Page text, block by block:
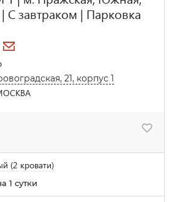
С завтраком | Парковка
21, корпус 1
(2 кровати)
1 сутки